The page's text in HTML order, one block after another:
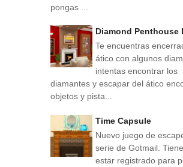
pongas ...
Diamond Penthouse
Te encuentras
ático con algunos
intentas encontrar los
diamantes y escapar del ático
objetos y pista...
Time Capsule
Nuevo juego de
serie de Gotmail.
estar registrado para